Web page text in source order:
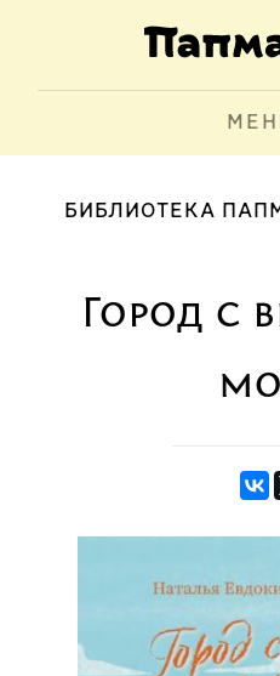
БИБЛИОТЕКА
Город с